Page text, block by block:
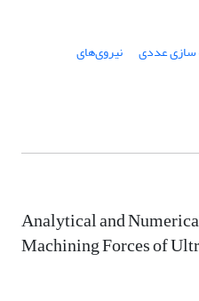
سازی عددی نیروی‌های
Analytical and
Machining Forces of